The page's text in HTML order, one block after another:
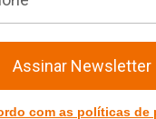
Assinar Newsletter
com as políticas de